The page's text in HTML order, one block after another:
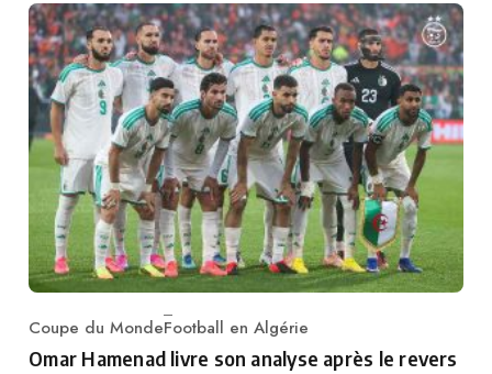
Category
Coupe du MondeFootball en Algérie
Omar Hamenad livre son analyse après le revers